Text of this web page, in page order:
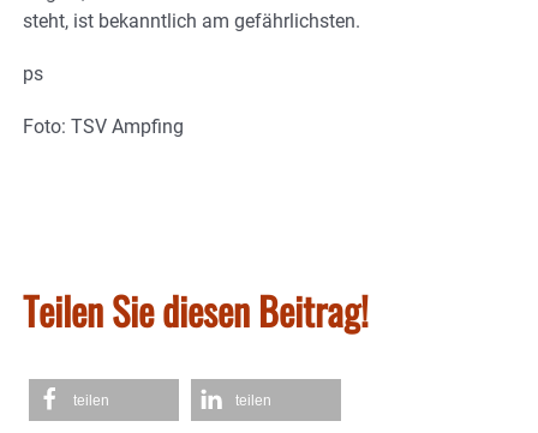
steht, ist bekanntlich am gefährlichsten.
ps
Foto: TSV Ampfing
Teilen Sie diesen Beitrag!
teilen teilen